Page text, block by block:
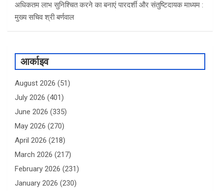
अधिकतम लाभ सुनिश्चित करने का बनाएं पारदर्शी और संतुष्टिदायक माध्यम :
मुख्य सचिव श्री बर्णवाल
आर्काइव
August 2026 (51)
July 2026 (401)
June 2026 (335)
May 2026 (270)
April 2026 (218)
March 2026 (217)
February 2026 (231)
January 2026 (230)